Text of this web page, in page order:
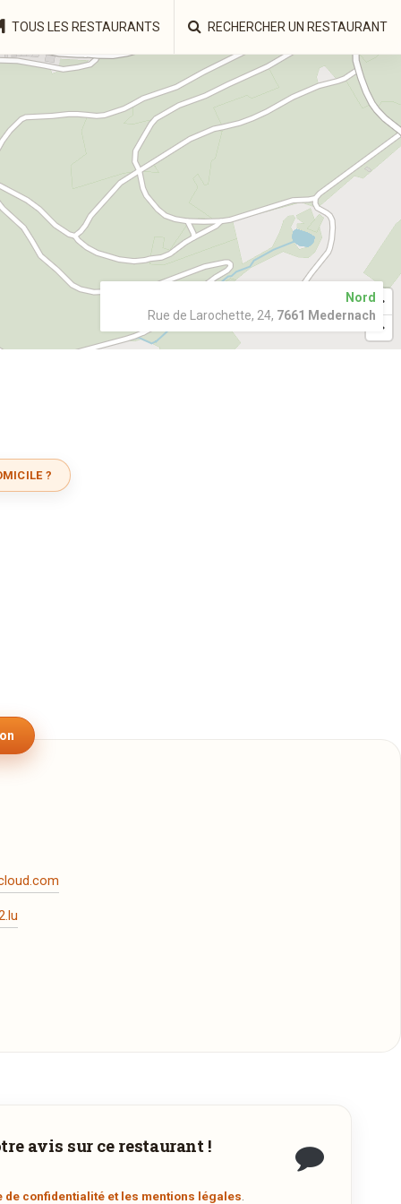
TOUS LES RESTAURANTS RECHERCHER UN RESTAURANT
Nord
Rue de Larochette, 24, 7661 Medernach
?
avis sur ce restaurant !
de confidentialité et les mentions légales